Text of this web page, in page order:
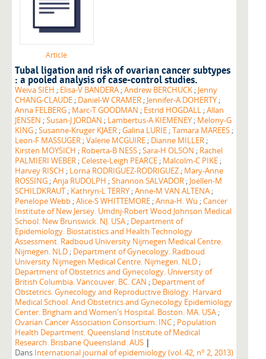
Article
Tubal ligation and risk of ovarian cancer subtypes
: a pooled analysis of case-control studies.
Weiva SIEH ; Elisa-V BANDERA ;Andrew BERCHUCK ; Jenny
CHANG-CLAUDE ; Daniel-W CRAMER ; Jennifer-A DOHERTY ;
Anna FELBERG ; Marc-T GOODMAN ; Estrid HOGDALL ;Allan
JENSEN ;Susan-J JORDAN ; Lambertus-A KIEMENEY ; Melony-G
KING ;Susanne-Kruger KJAER ;Galina LURIE ;Tamara MAREES ;
Leon-F MASSUGER ;Valerie MCGUIRE ; Dianne MILLER ;
Kirsten MOYSICH ; Roberta-B NESS ;Sara-H OLSON ; Rachel
PALMIERI WEBER ;Celeste-Leigh PEARCE ; Malcolm-C PIKE ;
Harvey RISCH ; Lorna RODRIGUEZ-RODRIGUEZ ; Mary-Anne
ROSSING ;Anja RUDOLPH ;Shannon SALVADOR ; Joellen-M
SCHILDKRAUT ; Kathryn-L TERRY ;Anne-M VAN ALTENA ;
Penelope Webb ;Alice-S WHITTEMORE ;Anna-H. Wu ;Cancer
Institute of New Jersey. Umdnj-Robert Wood Johnson Medical
School. New Brunswick. NJ. USA ; Department of
Epidemiology. Biostatistics and Health Technology
Assessment. Radboud University Nijmegen Medical Centre.
Nijmegen. NLD ; Department of Gynecology. Radboud
University Nijmegen Medical Centre. Nijmegen. NLD ;
Department of Obstetrics and Gynecology. University of
British Columbia. Vancouver. BC. CAN ; Department of
Obstetrics. Gynecology and Reproductive Biology. Harvard
Medical School. And Obstetrics and Gynecology Epidemiology
Center. Brigham and Women's Hospital. Boston. MA. USA ;
Ovarian Cancer Association Consortium. INC ; Population
Health Department. Queensland Institute of Medical
Research. Brisbane Queensland. AUS |
Dans International journal of epidemiology (vol. 42, n° 2, 2013)